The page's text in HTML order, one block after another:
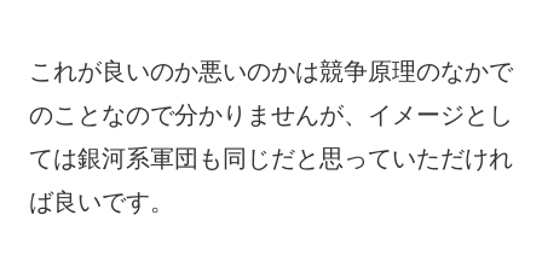
これが良いのか悪いのかは競争原理のなかで
のことなので分かりませんが、イメージとし
ては銀河系軍団も同じだと思っていただけれ
ば良いです。